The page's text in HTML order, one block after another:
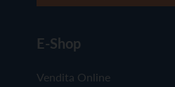
E-Shop
Vendita Online